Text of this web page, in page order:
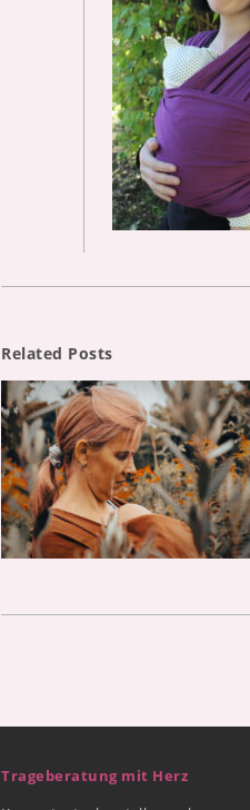
Related Posts
Trageberatung mit Herz